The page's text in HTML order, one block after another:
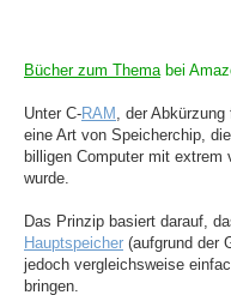
Bücher zum Themabei
Unter C-RAM , der
eine Art von Speicherchip,
billigen Computer mit extrem
wurde.
Das Prinzip basiert darauf,
Hauptspeicher (aufgrund der
jedoch vergleichsweise
bringen.